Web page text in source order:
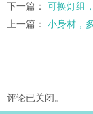
下一篇： 可换灯组
上一篇： 小身材，
评论已关闭。